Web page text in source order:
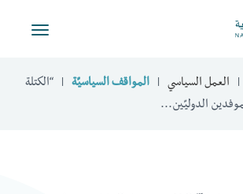
Toggle
العمل السياسي المواقف السياسيّة
“الكتلة
الدوليّين...